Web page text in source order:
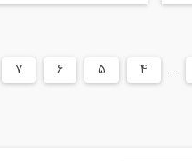
…
4
5
6
7